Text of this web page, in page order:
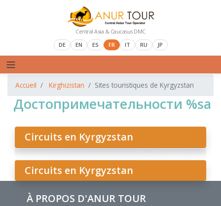
Central Asia & Caucasus DMC
DE
EN ES FR IT RU JP
Accueil Kirghizistan Sites touristiques de Kyrgyzstan
Достопримечательности %sа
Circuits en Kyrgyzstan
Circuits en Kyrgyzstan
À PROPOS D'ANUR TOUR